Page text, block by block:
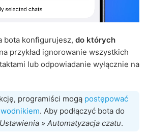
bota konfigurujesz, do których
przykład ignorowanie wszystkich
lub odpowiadanie wyłącznie na
programiści mogą postępować
. Aby podłączyć bota do
Ustawienia » Automatyzacja czatu.